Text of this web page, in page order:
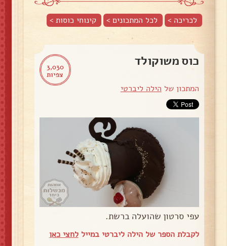
לכריכה > לכל המתכונים > קינוחי כוסות>
3,030
צפיות
כוס משוקולד
המתכון של הילה ליברטי
עפי סרטון שהועלה ברשת.
לקבלת הספר של הילה ליברטי במייללחצי כאן